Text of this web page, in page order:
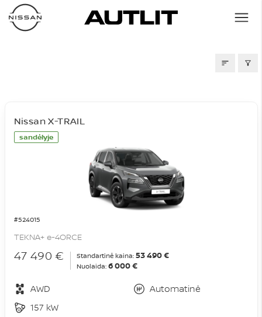
sandėlyje
#524015
Nissan X-TRAIL
TEKNA+ e-4ORCE
47 490 € Standartinė kaina: 53 490 €
Nuolaida: 6 000 €
AWD
Automatinė
157 kW